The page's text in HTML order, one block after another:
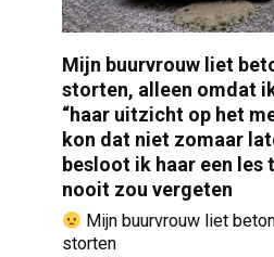
Mijn buurvrouw liet
storten, alleen omdat
“haar uitzicht op het
kon dat niet zomaar
besloot ik haar een les
nooit zou vergeten
Mijn buurvrouw liet
storten